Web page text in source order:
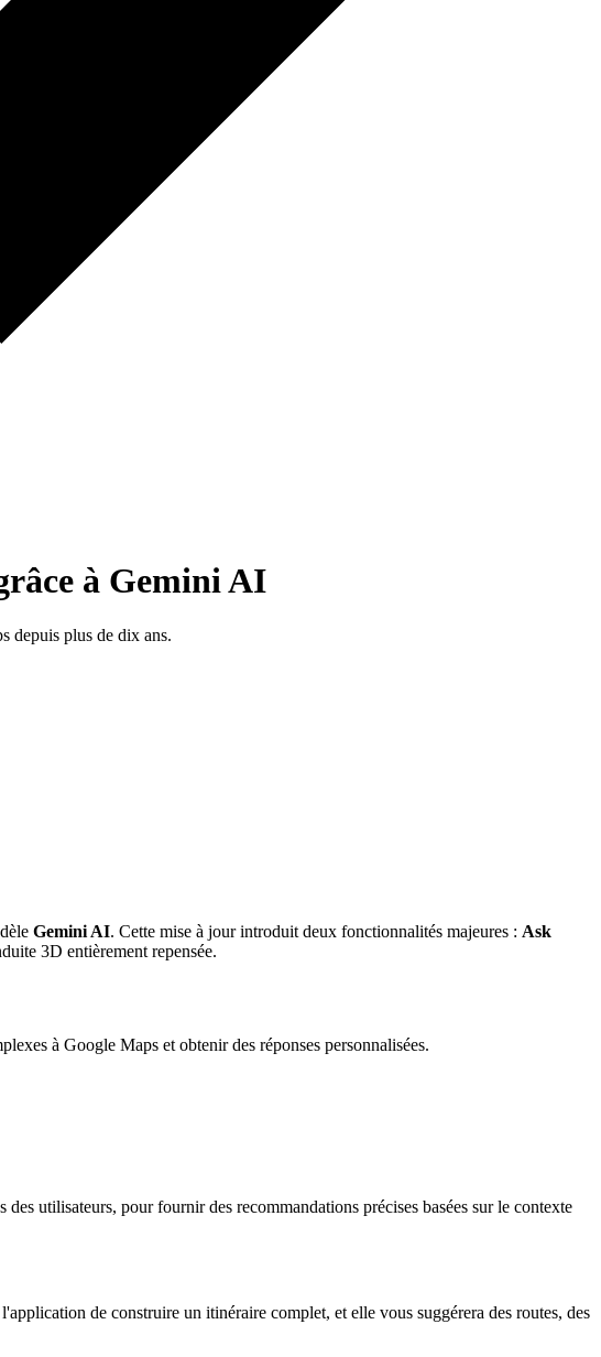
à Gemini AI
depuis plus de dix ans.
Gemini AI. Cette mise à jour introduit deux fonctionnalités majeures : Ask
3D entièrement repensée.
à Google Maps et obtenir des réponses personnalisées.
utilisateurs, pour fournir des recommandations précises basées sur le contexte
de construire un itinéraire complet, et elle vous suggérera des routes, des